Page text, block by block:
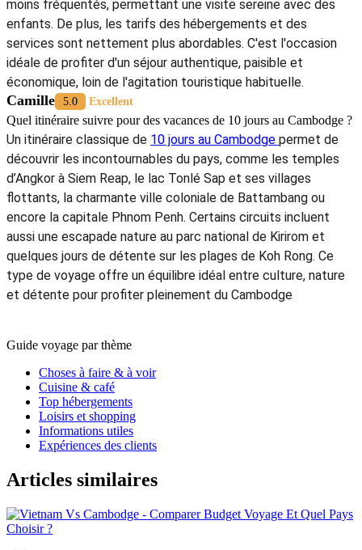
traditionnelles au Cambodge en avril,tout en gardant à
l'esprit que les temps de trajet peuvent doubler en raison de
la liesse populaire dans les rues.
Lena 5.0 Excellent
Pourquoi visiter le Cambodge en été malgré la mousson ?
Planifier des vacances d'été au Cambodge
excellente idée. Cette période, appelée saison verte, offre
un visage unique du pays : les paysages sont d'un vert
luxuriant et les températures sont adoucies par de courtes
averses tropicales en fin de journée. Voyager durant ces mois
présente des avantages majeurs pour les familles : les sites
emblématiques comme les temples d'Angkor sont beaucoup
moins fréquentés, permettant une visite sereine avec des
enfants. De plus, les tarifs des hébergements et des
services sont nettement plus abordables. C'est l'occasion
idéale de profiter d'un séjour authentique, paisible et
Quel itinéraire suivre pour des vacances de 10 jours au Cambodge ?
Un itinéraire classique de10 jours au Cambodge
découvrir les incontournables du pays, comme les temples
d’Angkor à Siem Reap, le lac Tonlé Sap et ses villages
flottants, la charmante ville coloniale de Battambang ou
encore la capitale Phnom Penh. Certains circuits incluent
aussi une escapade nature au parc national de Kirirom et
quelques jours de détente sur les plages de Koh Rong. Ce
type de voyage offre un équilibre idéal entre culture, nature
et détente pour profiter pleinement du Cambodge